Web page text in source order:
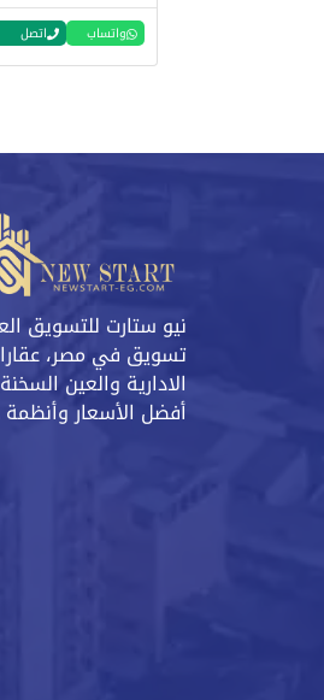
واتساب اتصل
نيو ستارت للتسويق
تسويق في مصر،
الادارية والعين
أفضل الأسعار